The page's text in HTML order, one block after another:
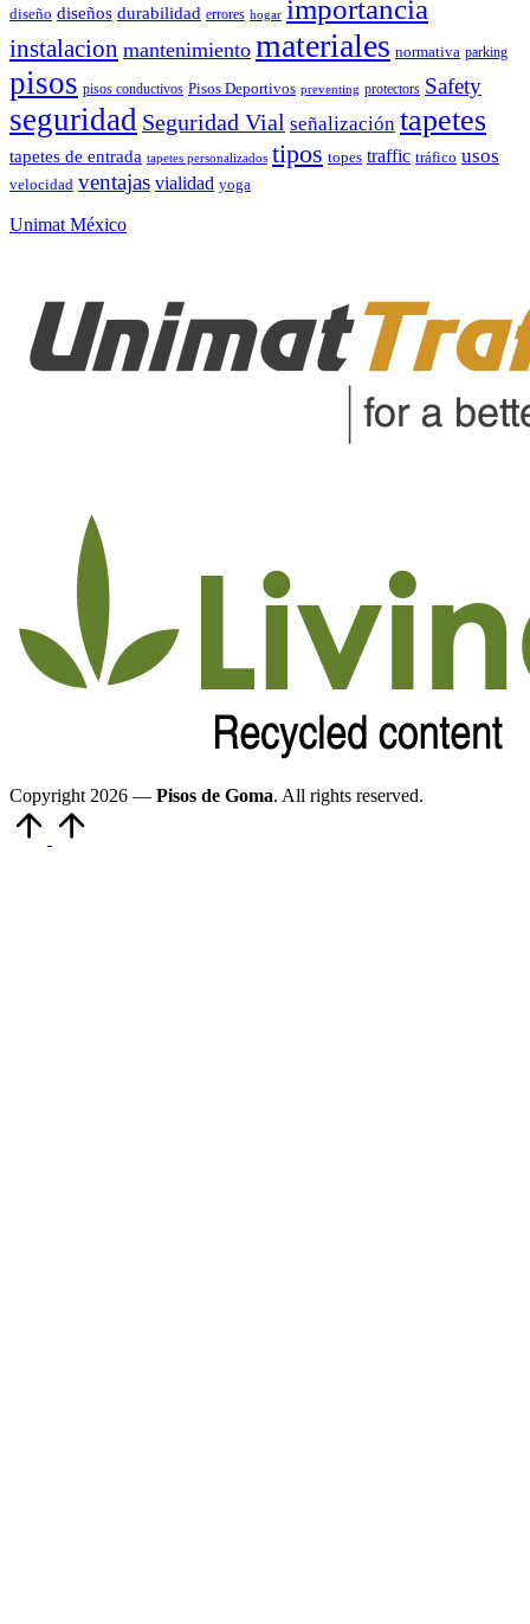
diseño diseños durabilidad errores hogar importancia
instalacion mantenimiento materiales normativa parking
pisos pisos conductivos Pisos Deportivos preventing protectors Safety
seguridad Seguridad Vial señalización tapetes
tapetes de entrada tapetes personalizados tipos topes traffic tráfico usos
velocidad ventajas vialidad yoga
Unimat México
Copyright 2026 — Pisos de Goma. All rights reserved.